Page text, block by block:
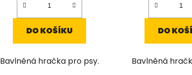
DO KOŠÍKU
Bavlněná hračka pro psy.
DO
Bavlněná